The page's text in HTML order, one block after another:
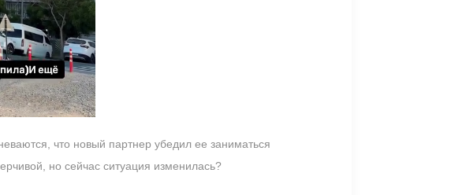
что новый партнер убедил ее заниматься
но сейчас ситуация изменилась?